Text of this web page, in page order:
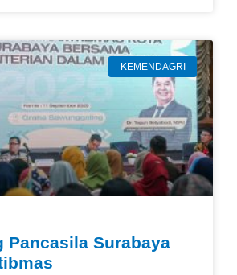
KEMENDAGRI
Pancasila Surabaya